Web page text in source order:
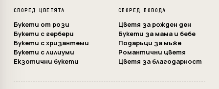
СПОРЕД ЦВЕТЯТА
Букети от рози
Букети с гербери
Букети с хризантеми
Букети с лилиуми
Екзотични букети
СПОРЕД ПОВОДА
Цветя за рожден ден
Букети за мама и бебе
Подаръци за мъже
Романтични цветя
Цветя за благодарност